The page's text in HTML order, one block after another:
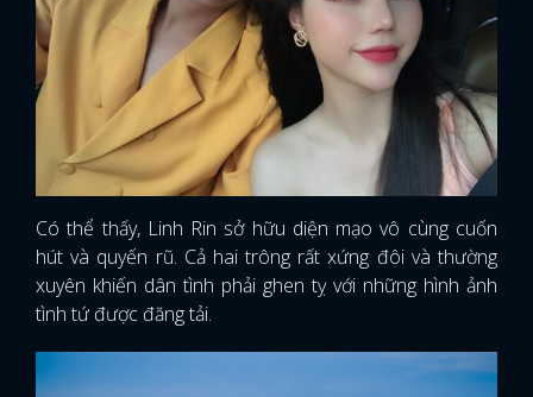
Có thể thấy, Linh Rin sở hữu diện mạo vô cùng cuốn
hút và quyến rũ. Cả hai trông rất xứng đôi và thường
xuyên khiến dân tình phải ghen tỵ với những hình ảnh
tình tứ được đăng tải.